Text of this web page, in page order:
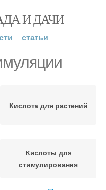
И ДАЧИ
статьи
Кислота для растений
Кислоты для
стимулирования